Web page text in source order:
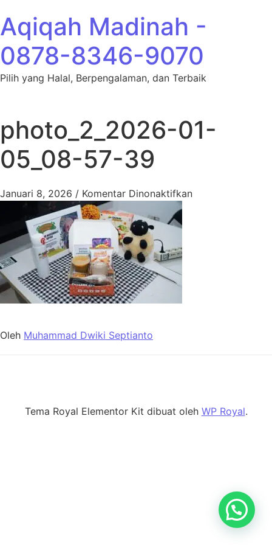
Aqiqah Madinah -
0878-8346-9070
Pilih yang Halal, Berpengalaman, dan Terbaik
photo_2_2026-01-
05_08-57-39
Januari 8, 2026 / Komentar Dinonaktifkanpada
Oleh Muhammad Dwiki Septianto
Tema Royal Elementor Kit dibuat oleh WP Royal.